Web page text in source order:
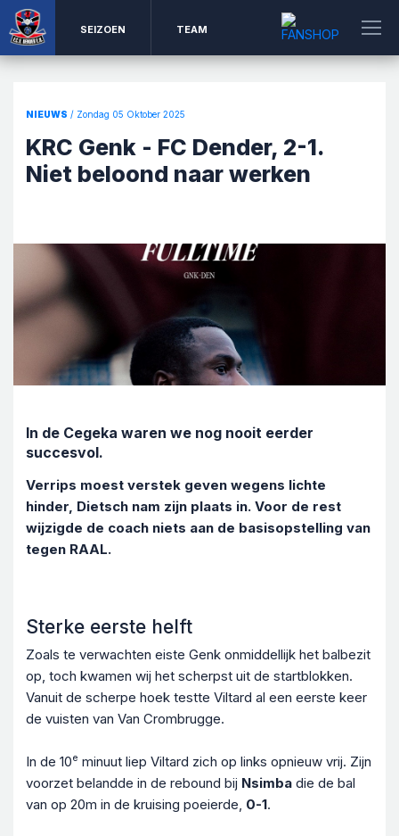
SEIZOEN TEAM
NIEUWS / Zondag 05 Oktober 2025
KRC Genk - FC Dender, 2-1.
Niet beloond naar werken
In de Cegeka waren we nog nooit eerder
succesvol.
Verrips moest verstek geven wegens lichte
hinder, Dietsch nam zijn plaats in. Voor de rest
wijzigde de coach niets aan de basisopstelling van
tegen RAAL.
Sterke eerste helft
Zoals te verwachten eiste Genk onmiddellijk het balbezit
op, toch kwamen wij het scherpst uit de startblokken.
Vanuit de scherpe hoek testte Viltard al een eerste keer
de vuisten van Van Crombrugge.
In de 10e minuut liep Viltard zich op links opnieuw vrij. Zijn
voorzet belandde in de rebound bij Nsimba die de bal
van op 20m in de kruising poeierde, 0-1.